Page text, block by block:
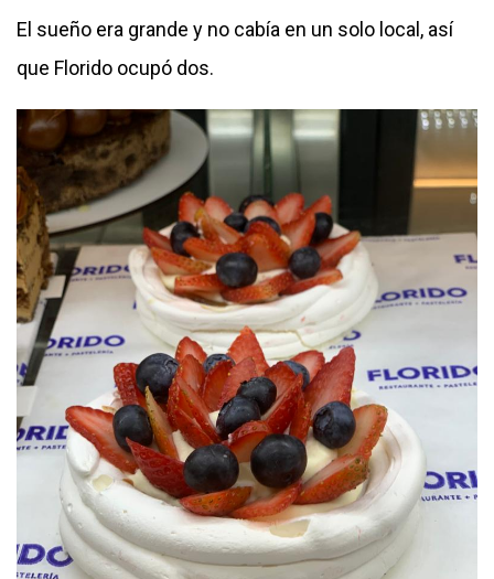
El sueño era grande y no cabía en un solo local, así
que Florido ocupó dos.